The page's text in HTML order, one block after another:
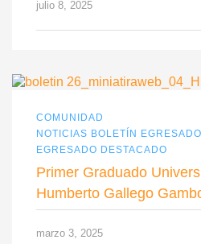
julio 8, 2025
COMUNIDAD
NOTICIAS BOLETÍN
EGRESADO DESTACADO
Primer Graduado
Humberto Gallego
marzo 3, 2025